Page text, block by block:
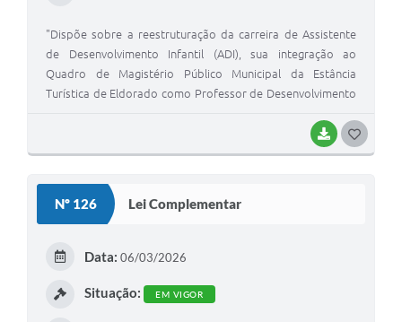
BAIXAR
"Dispõe sobre a reestruturação da carreira de Assistente
de Desenvolvimento Infantil (ADI), sua integração ao
Quadro de Magistério Público Municipal da Estância
Turística de Eldorado como Professor de Desenvolvimento
Nº 126 Lei Complementar
Data: 06/03/2026
Situação: EM VIGOR